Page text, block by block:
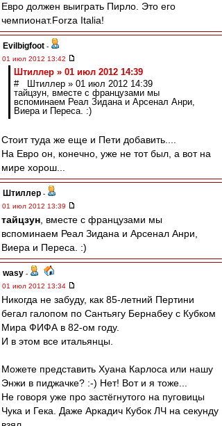
Евро должен выиграть Пирло. Это его
чемпионат.Forza Italia!
Evilbigfoot -
01 июл 2012 13:42
Штиллер » 01 июл 2012 14:39
# Штиллер » 01 июл 2012 14:39
тайцзун, вместе с французами мы
вспоминаем Реал Зидана и Арсенал Анри,
Виера и Переса. :)
Стоит туда же еще и Пети добавить....
На Евро он, конечно, уже не тот был, а вот на
мире хорош...
Штиллер -
01 июл 2012 13:39
тайцзун , вместе с французами мы
вспоминаем Реал Зидана и Арсенал Анри,
Виера и Переса. :)
wasy -
01 июл 2012 13:34
Никогда не забуду, как 85-летний Пертини
бегал галопом по Сантьягу Бернабеу с Кубком
Мира ФИФА в 82-ом году.
И в этом все итальянцы.
Можете представить Хуана Карлоса или нашу
Энжи в пиджачке? :-) Нет! Вот и я тоже...
Не говоря уже про застёгнутого на пуговицы
Чука и Гека. Даже Аркадич Кубок ЛЧ на секунду